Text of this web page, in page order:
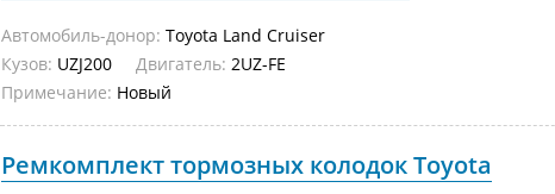
Автомобиль-донор: Toyota Land Cruiser
Кузов: UZJ200 Двигатель: 2UZ-FE
Примечание: Новый
Ремкомплект тормозных колодок Toyota